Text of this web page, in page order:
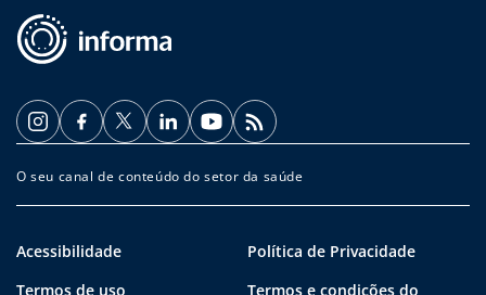
O seu canal de conteúdo do setor da saúde
Acessibilidade
Política de Privacidade
Termos de uso
Termos e condições do